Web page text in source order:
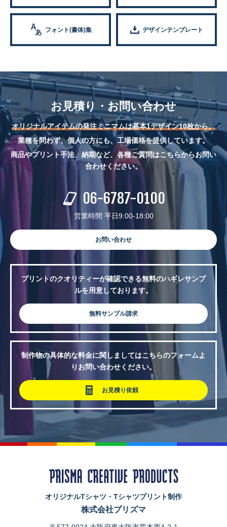
フォント(書体)集 デザインテンプレート
お見積り・お問い合わせ
オリジナルアイテムの発注ミニマムは基本1デザイン10枚から。
業種を問わず、個人の方にも、工場価格を提供しています。
商品やプリント手法、納期など、各種ご質問はこちらからお問い
合わせください。
06-6787-0100
営業時間 平日9:00-18:00
お問い合わせ
プリントのクオリティーが確認できる無料のハギレサンプ
ルを用意しております。
無料サンプル請求
制作物の具体的な料金に関しましてはこちらのフォームよ
りお問い合わせください。
お見積り依頼
オリジナルTシャツ・Tシャツプリント制作
株式会社プリズマ